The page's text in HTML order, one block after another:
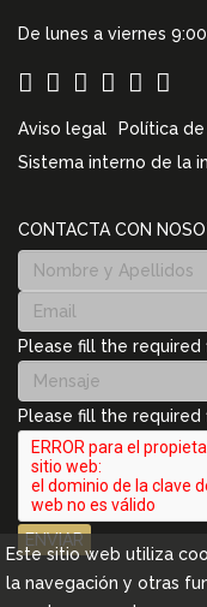
De lunes a viernes
Aviso legal Política
Sistema interno de la
CONTACTA CON
Please fill the required
Please fill the required
ENVIAR
Este sitio web utiliza
la navegación y otras